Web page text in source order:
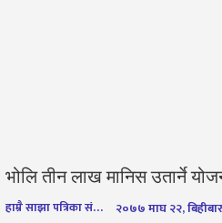
भोलि तीन लाख मानिस उतार्ने
हाम्रै साझा पत्रिका संवाददाता २०७७ माघ २२,